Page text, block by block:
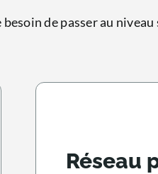
de passer au niveau
Réseau